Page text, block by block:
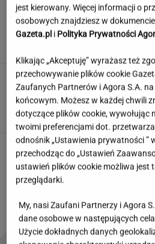
Second home nad
popularności.
model
halucynacje, znam
pacjentów słyszy
SUBSKRYPCJA
Włoch i Hiszpan
chcę wracać"
Autorzy:
MICHAŁ
TRELA
MARTA
NOWAK
jest kierowany. Więcej informacji o
osobowych znajdziesz w dokumencie
Gazeta.pl i Polityka Prywatności
Klikając „Akceptuję” wyrażasz też
przechowywanie plików cookie
Zaufanych Partnerów i Agora S.A.
końcowym. Możesz w każdej chwili
dotyczące plików cookie, wywołując
twoimi preferencjami dot.
odnośnik „Ustawienia prywatności ”
przechodząc do „Ustawień
ustawień plików cookie możliwa jest
przeglądarki.
My, nasi Zaufani Partnerzy i Agora
dane osobowe w następujących
Użycie dokładnych danych